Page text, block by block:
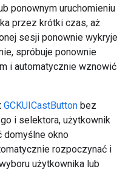
ponownym uruchomieniu
przez krótki czas, aż
sesji ponownie wykryje
spróbuje ponownie
i automatycznie wznowić
GCKUICastButton bez
i selektora, użytkownik
okno
rozpoczynać i
użytkownika lub